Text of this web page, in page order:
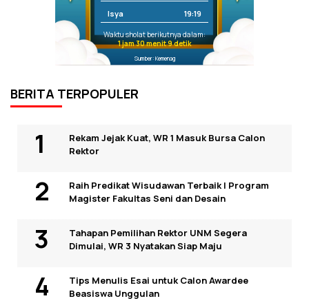
Isya 19:19
Waktu sholat berikutnya dalam:
1 jam 30 menit 9 detik
Sumber: Kemenag
BERITA TERPOPULER
Rekam Jejak Kuat, WR 1 Masuk Bursa Calon
Rektor
Raih Predikat Wisudawan Terbaik I Program
Magister Fakultas Seni dan Desain
Tahapan Pemilihan Rektor UNM Segera
Dimulai, WR 3 Nyatakan Siap Maju
Tips Menulis Esai untuk Calon Awardee
Beasiswa Unggulan